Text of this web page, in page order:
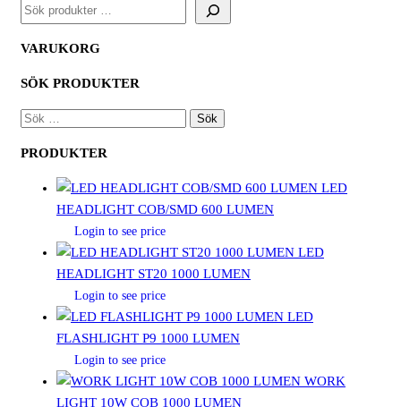
VARUKORG
SÖK PRODUKTER
SÖK
PRODUKTER
LED
HEADLIGHT COB/SMD 600 LUMEN
Login to see price
LED
HEADLIGHT ST20 1000 LUMEN
Login to see price
LED
FLASHLIGHT P9 1000 LUMEN
Login to see price
WORK
LIGHT 10W COB 1000 LUMEN